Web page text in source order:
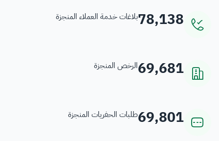
78,138بلاغات خدمة العملاء المنجزة
69,681الرخص المنجزة
69,801طلبات الحفريات المنجزة